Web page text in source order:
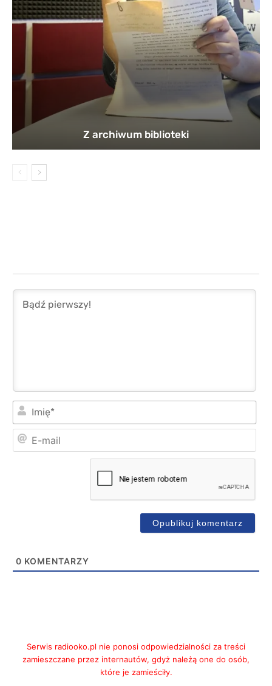
Z archiwum biblioteki
0 KOMENTARZY
Serwis radiooko.pl nie ponosi odpowiedzialności za treści
zamieszczane przez internautów, gdyż należą one do osób,
które je zamieściły.